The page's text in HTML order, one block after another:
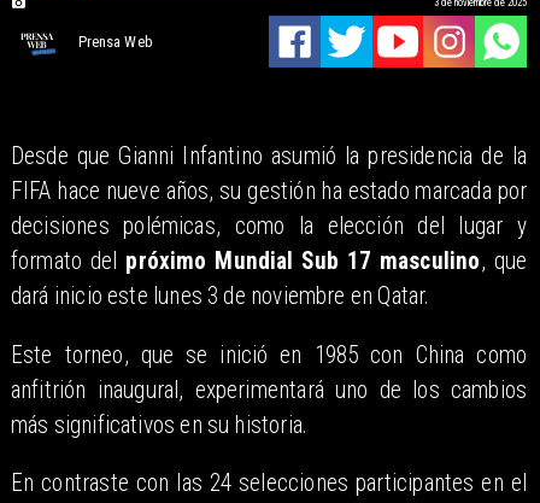
Prensa Web
3 de noviembre de 2025
Desde que Gianni Infantino asumió la presidencia de la
FIFA hace nueve años, su gestión ha estado marcada por
decisiones polémicas, como la elección del lugar y
formato del próximo Mundial Sub 17 masculino, que
dará inicio este lunes 3 de noviembre en Qatar.
Este torneo, que se inició en 1985 con China como
anfitrión inaugural, experimentará uno de los cambios
más significativos en su historia.
En contraste con las 24 selecciones participantes en el